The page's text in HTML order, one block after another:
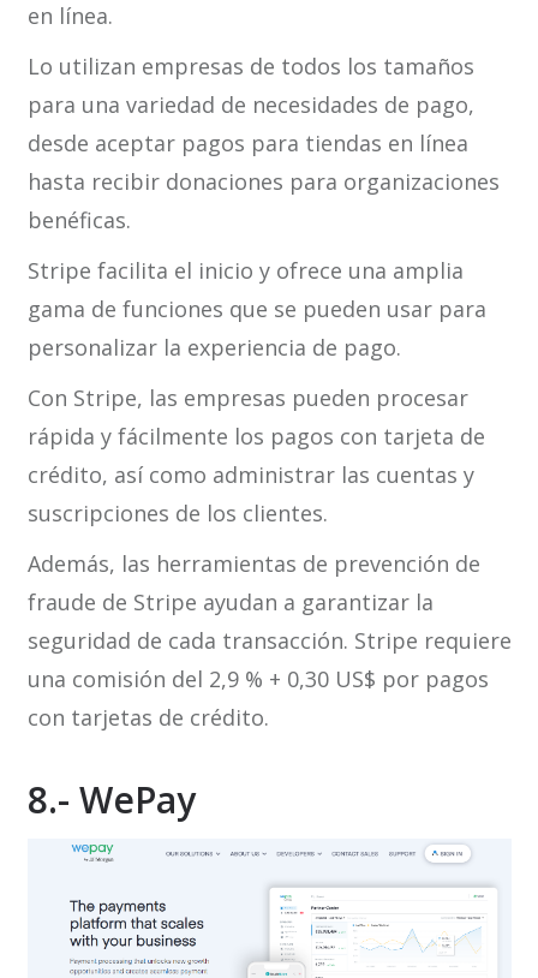
en línea.
Lo utilizan empresas de todos los tamaños
para una variedad de necesidades de pago,
desde aceptar pagos para tiendas en línea
hasta recibir donaciones para organizaciones
benéficas.
Stripe facilita el inicio y ofrece una amplia
gama de funciones que se pueden usar para
personalizar la experiencia de pago.
Con Stripe, las empresas pueden procesar
rápida y fácilmente los pagos con tarjeta de
crédito, así como administrar las cuentas y
suscripciones de los clientes.
Además, las herramientas de prevención de
fraude de Stripe ayudan a garantizar la
seguridad de cada transacción. Stripe requiere
una comisión del 2,9 % + 0,30 US$ por pagos
con tarjetas de crédito.
8.- WePay